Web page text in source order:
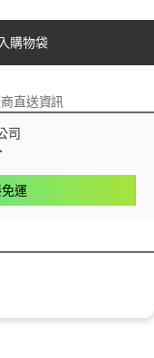
購物袋
直送資訊
司
運